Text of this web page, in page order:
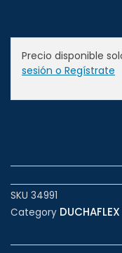
Precio disponible
sesión o Regístrate
SKU 34991
Category